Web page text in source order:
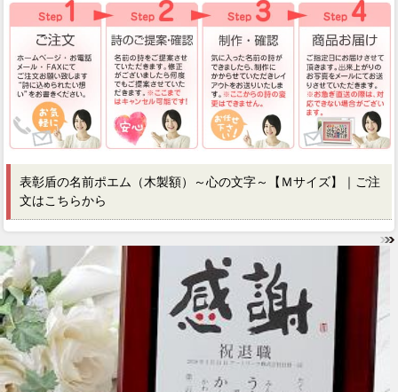
表彰盾の名前ポエム（木製額）～心の文字～【Ｍサイズ】｜ご注
文はこちらから